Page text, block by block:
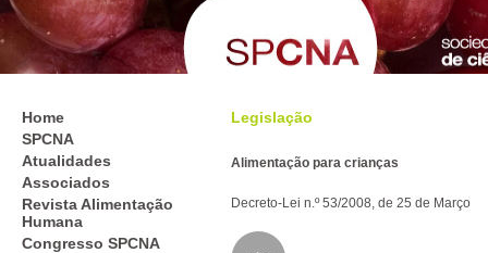
Home
SPCNA
Atualidades
Associados
Revista Alimentação
Humana
Congresso SPCNA
Legislação
Alimentação para crianças
Decreto-Lei n.º 53/2008, de 25 de Março